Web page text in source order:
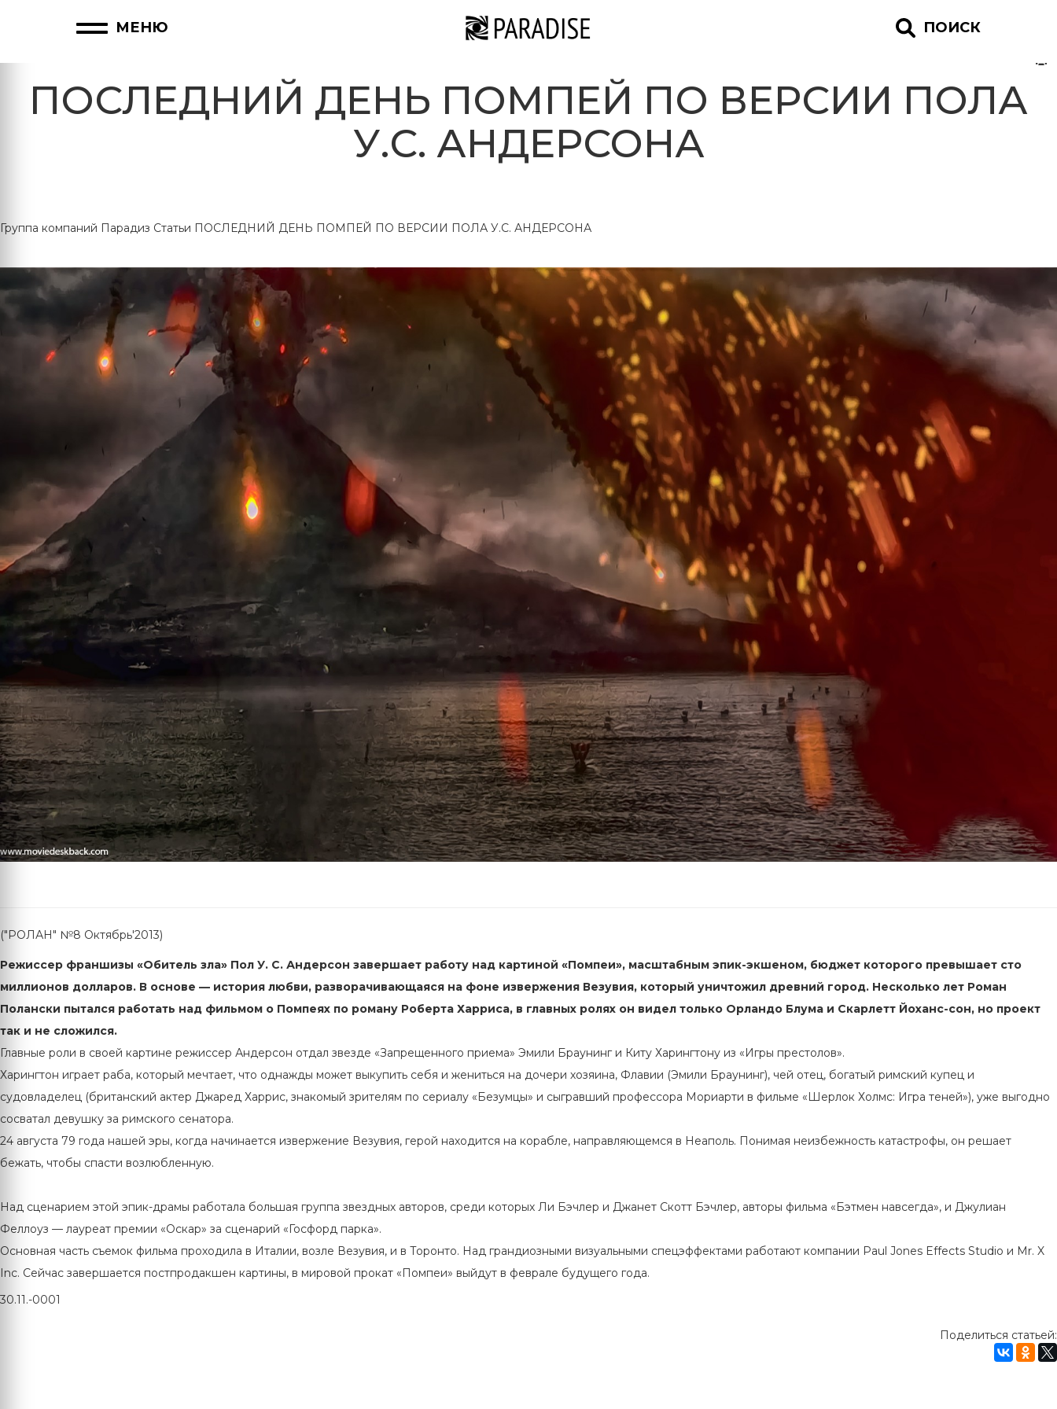
МЕНЮ ПОИСК
ПОСЛЕДНИЙ ДЕНЬ ПОМПЕЙ ПО ВЕРСИИ ПОЛА
У.С. АНДЕРСОНА
Группа компаний Парадиз Статьи ПОСЛЕДНИЙ ДЕНЬ ПОМПЕЙ ПО ВЕРСИИ ПОЛА У.С. АНДЕРСОНА
("РОЛАН" №8 Октябрь'2013)
Режиссер франшизы «Обитель зла» Пол У. С. Андерсон завершает работу над картиной «Помпеи», масштабным эпик-экшеном, бюджет которого превышает сто
миллионов долларов. В основе — история любви, разворачивающаяся на фоне извержения Везувия, который уничтожил древний город. Несколько лет Роман
Полански пытался работать над фильмом о Помпеях по роману Роберта Харриса, в главных ролях он видел только Орландо Блума и Скарлетт Йоханс-сон, но проект
так и не сложился.
Главные роли в своей картине режиссер Андерсон отдал звезде «Запрещенного приема» Эмили Браунинг и Киту Харингтону из «Игры престолов».
Харингтон играет раба, который мечтает, что однажды может выкупить себя и жениться на дочери хозяина, Флавии (Эмили Браунинг), чей отец, богатый римский купец и
судовладелец (британский актер Джаред Харрис, знакомый зрителям по сериалу «Безумцы» и сыгравший профессора Мориарти в фильме «Шерлок Холмс: Игра теней»), уже выгодно
сосватал девушку за римского сенатора.
24 августа 79 года нашей эры, когда начинается извержение Везувия, герой находится на корабле, направляющемся в Неаполь. Понимая неизбежность катастрофы, он решает
бежать, чтобы спасти возлюбленную.
Над сценарием этой эпик-драмы работала большая группа звездных авторов, среди которых Ли Бэчлер и Джанет Скотт Бэчлер, авторы фильма «Бэтмен навсегда», и Джулиан
Феллоуз — лауреат премии «Оскар» за сценарий «Госфорд парка».
Основная часть съемок фильма проходила в Италии, возле Везувия, и в Торонто. Над грандиозными визуальными спецэффектами работают компании Paul Jones Effects Studio и Mr. X
Inc. Сейчас завершается постпродакшен картины, в мировой прокат «Помпеи» выйдут в феврале будущего года.
30.11.-0001
Поделиться статьей: